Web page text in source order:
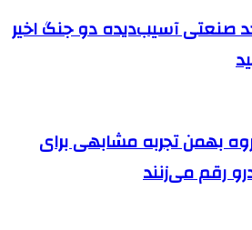
۴۶ واحد صنعتی آسیب‌دیده دو جنگ اخیر
بهمن تجربه مشابهی برای
رقم می‌زنند